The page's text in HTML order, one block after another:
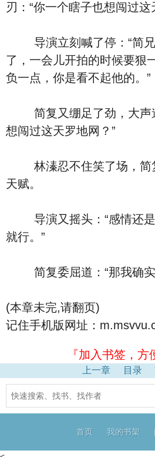
刃：“你一个瞎子也想闯过这
导演立刻喊了停：“简兄
了，一会儿开拍的时候要狠
负一点，你是看不起他的。”
简复又绷足了劲，大声
想闯过这天罗地网？”
林溱忍不住笑了场，简
天赋。
导演又摇头：“感情还是
就行。”
简复委屈道：“那我确实
(本章未完,请翻页)
记住手机版网址：
『加入书签，方
上一章 目录
首页 我的书架